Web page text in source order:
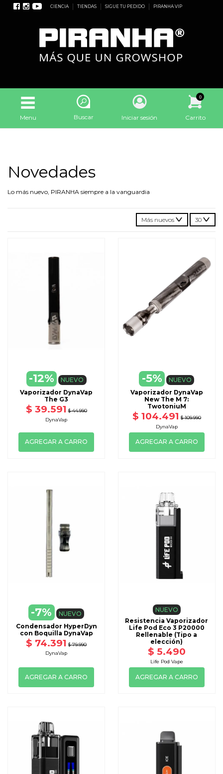
CIENCIA TIENDAS SIGUE TU PEDIDO PIRANHA VIP
Menu Buscar Iniciar sesión
0
Carrito
Novedades
Lo más nuevo, PIRANHA siempre a la vanguardia
Más nuevos 30
-12%
NUEVO
Vaporizador DynaVap
The G3
$ 39.591 $ 44.990
DynaVap
AGREGAR A CARRO
-5%
NUEVO
Vaporizador DynaVap
New The M 7:
TwotoniuM
$ 104.491 $ 109.990
DynaVap
AGREGAR A CARRO
-7%
NUEVO
Condensador HyperDyn
con Boquilla DynaVap
$ 74.391 $ 79.990
DynaVap
AGREGAR A CARRO
NUEVO
Resistencia Vaporizador
Life Pod Eco 3 P20000
Rellenable (Tipo a
elección)
$ 5.490
Life Pod Vape
AGREGAR A CARRO